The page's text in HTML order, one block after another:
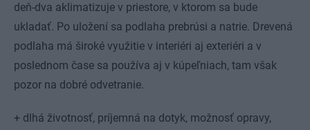
deň-dva aklimatizuje v priestore, v ktorom sa bude
ukladať. Po uložení sa podlaha prebrúsi a natrie. Drevená
podlaha má široké využitie v interiéri aj exteriéri a v
poslednom čase sa používa aj v kúpeľniach, tam však
pozor na dobré odvetranie.
+ dlhá životnosť, príjemná na dotyk, možnosť opravy,